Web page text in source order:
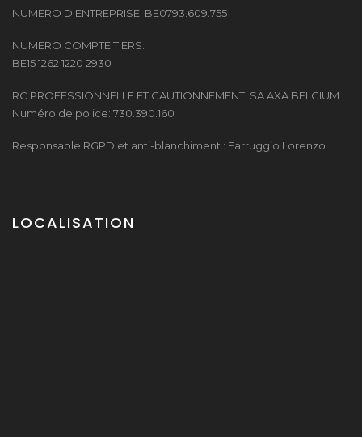
NUMERO D'ENTREPRISE: BE0793.609.755
NUMERO COMPTE TIERS:
BE15 1262 1220 2930
RC PROFESSIONNELLE ET CAUTIONNEMENT: SA AXA BELGIUM
Numéro de police: 730.390.160
Responsable RGPD et anti-blanchiment : Farruggio Lorenzo
LOCALISATION